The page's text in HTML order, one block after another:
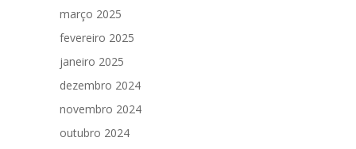
março 2025
fevereiro 2025
janeiro 2025
dezembro 2024
novembro 2024
outubro 2024